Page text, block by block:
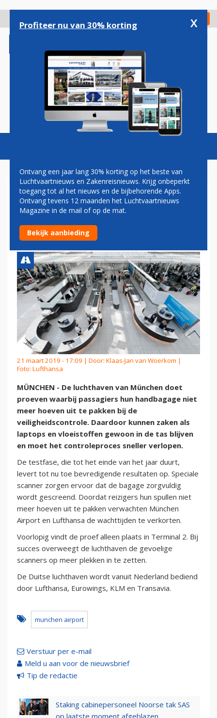
gaan
Check in
Magazine Podcasts Vacatures
MÜNCHEN AIRPORT: STRAKS
GEEN TAS MEER UITPAKKEN
BIJ SECURITY
21 maart 2019 - 17:09 | Door: Klaas-Jan van Woerkom |
Foto: Lufthansa
MÜNCHEN - De luchthaven van München doet
proeven waarbij passagiers hun handbagage niet
meer hoeven uit te pakken bij de
veiligheidscontrole. Daardoor kunnen zaken als
laptops en vloeistoffen gewoon in de tas blijven
en moet het controleproces sneller verlopen.
De testfase, die tot het einde van het jaar duurt,
levert tot nu toe bevredigende resultaten op. Speciale
scanner zorgen ervoor dat de bagage zorgvuldig
wordt gescreend. Doordat reizigers hun spullen niet
meer hoeven uit te pakken verwachten München
Airport en Lufthansa de wachttijden te verkorten.
Voorlopig vindt de proef alleen plaats in Terminal 2. Bij
succes overweegt de luchthaven de gevoelige
scanners op meer plekken in te zetten.
De Duitse luchthaven wordt vanuit Nederland bediend
door Lufthansa, Eurowings, KLM en Transavia.
munchen airport
Verstuur per e-mail
Meld u aan voor de nieuwsbrief
Tip de redactie
Staking cabinepersoneel Noorse tak SAS
Profiteer nu van 30% korting x
Ontvang een jaar lang 30% korting op het beste van
Luchtvaartnieuws en Zakenreisnieuws. Krijg onbeperkt
toegang tot al het nieuws en de bijbehorende Apps.
Ontvang tevens 12 maanden het Luchtvaartnieuws
Magazine in de mail of op de mat.
Bekijk aanbieding